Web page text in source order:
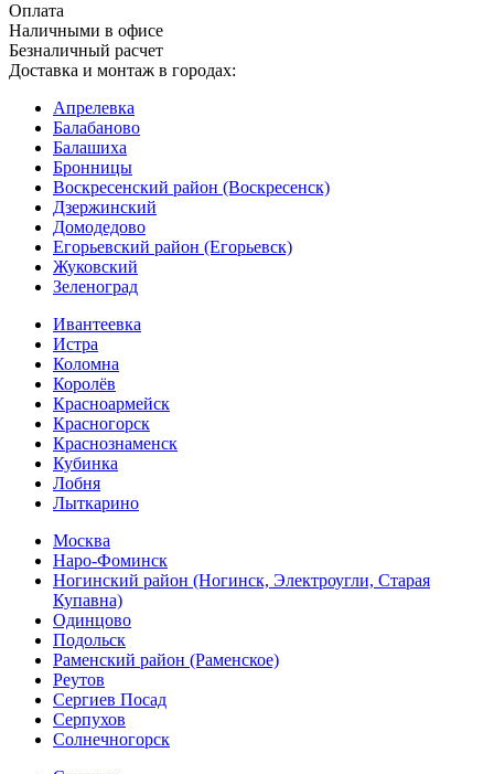
Оплата
Наличными в офисе
Безналичный расчет
Доставка и монтаж в городах:
Апрелевка
Балабаново
Балашиха
Бронницы
Воскресенский район (Воскресенск)
Дзержинский
Домодедово
Егорьевский район (Егорьевск)
Жуковский
Зеленоград
Ивантеевка
Истра
Коломна
Королёв
Красноармейск
Красногорск
Краснознаменск
Кубинка
Лобня
Лыткарино
Москва
Наро-Фоминск
Ногинский район (Ногинск, Электроугли, Старая
Купавна)
Одинцово
Подольск
Раменский район (Раменское)
Реутов
Сергиев Посад
Серпухов
Солнечногорск